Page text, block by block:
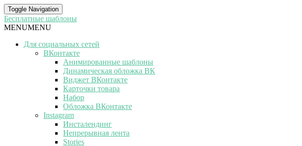
Toggle Navigation
Бесплатные шаблоны
MENUMENU
Для социальных сетей
ВКонтакте
Анимированные шаблоны
Динамическая обложка ВК
Виджет ВКонтакте
Карточки товара
Набор
Обложка ВКонтакте
Instagram
Инсталендинг
Непрерывная лента
Stories